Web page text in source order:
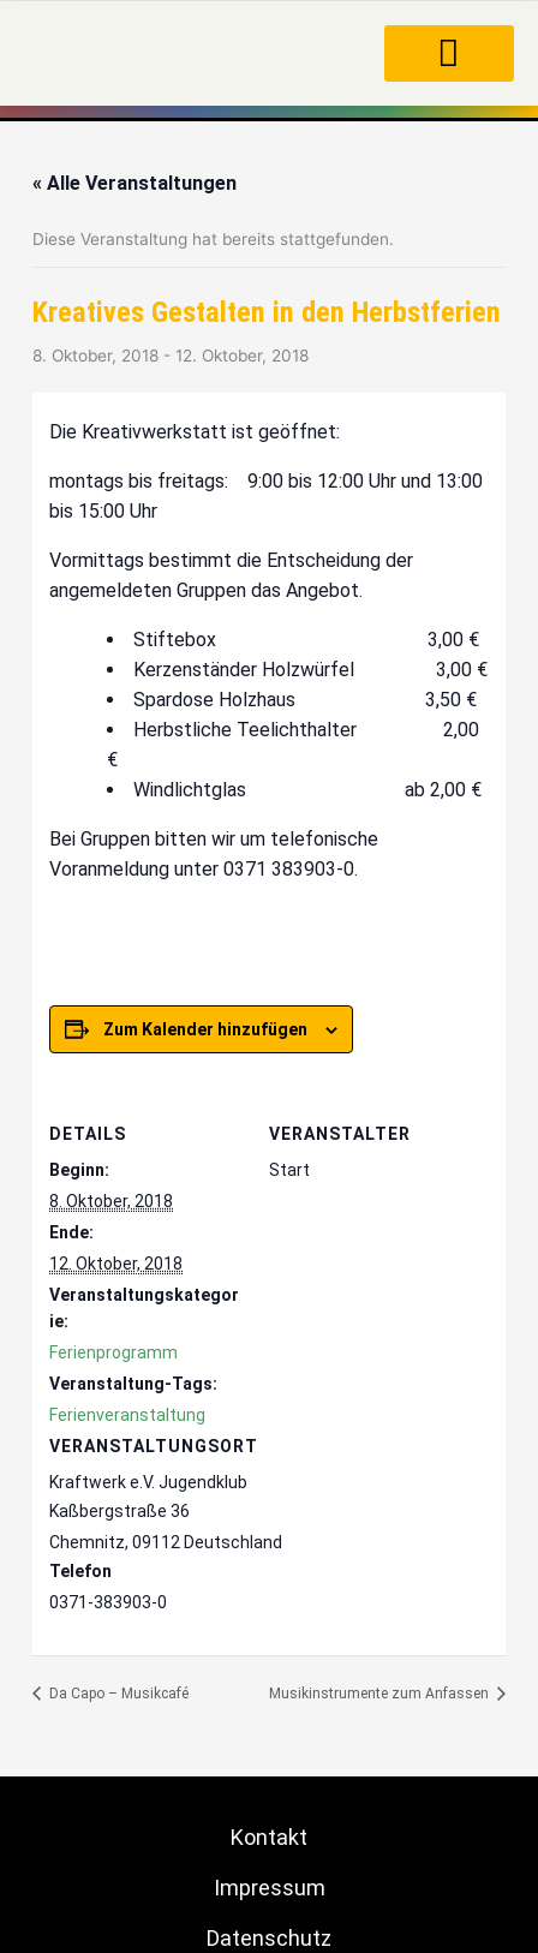
« Alle Veranstaltungen
Diese Veranstaltung hat bereits stattgefunden.
Kreatives Gestalten in den Herbstferien
8. Oktober, 2018 - 12. Oktober, 2018
Die Kreativwerkstatt ist geöffnet:
montags bis freitags: 9:00 bis 12:00 Uhr und 13:00
bis 15:00 Uhr
Vormittags bestimmt die Entscheidung der
angemeldeten Gruppen das Angebot.
Stiftebox 3,00 €
Kerzenständer Holzwürfel 3,00 €
Spardose Holzhaus 3,50 €
Herbstliche Teelichthalter 2,00
€
Windlichtglas ab 2,00 €
Bei Gruppen bitten wir um telefonische
Voranmeldung unter 0371 383903-0.
Zum Kalender hinzufügen
DETAILS
Beginn:
8. Oktober, 2018
Ende:
12. Oktober, 2018
Veranstaltungskategor
ie:
Ferienprogramm
Veranstaltung-Tags:
Ferienveranstaltung
VERANSTALTUNGSORT
Kraftwerk e.V. Jugendklub
Kaßbergstraße 36
Chemnitz, 09112 Deutschland
Telefon
0371-383903-0
VERANSTALTER
Start
Da Capo – Musikcafé Musikinstrumente zum Anfassen
Kontakt
Impressum
Datenschutz